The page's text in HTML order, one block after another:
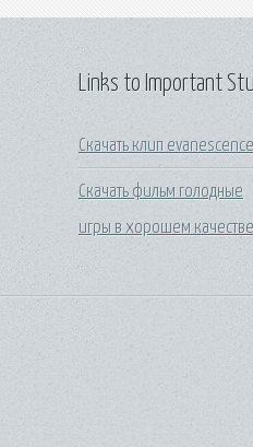
Links to Important
Скачать клип evanescence
Скачать фильм голодные
игры в хорошем качестве